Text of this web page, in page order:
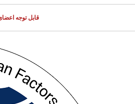
قابل توجه